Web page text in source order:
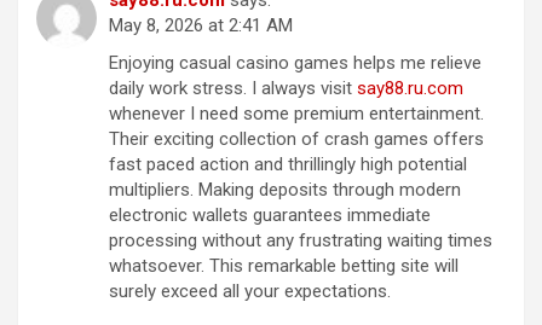
May 8, 2026 at 2:41 AM
Enjoying casual casino games helps me relieve
daily work stress. I always visit say88​.​r​u.​c​o​m
whenever I need some premium entertainment.
Their exciting collection of crash games offers
fast paced action and thrillingly high potential
multipliers. Making deposits through modern
electronic wallets guarantees immediate
processing without any frustrating waiting times
whatsoever. This remarkable betting site will
surely exceed all your expectations.